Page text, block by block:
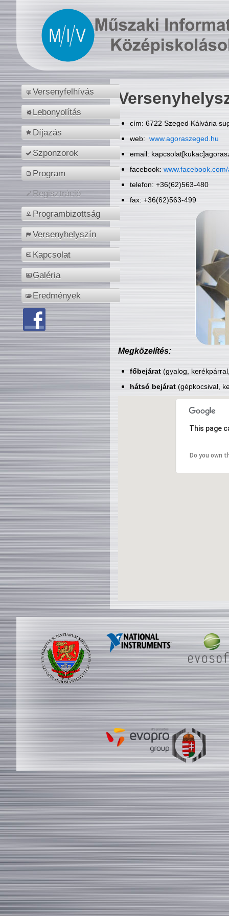
Versenyfelhívás
Lebonyolítás
Díjazás
Szponzorok
Program
Regisztráció
Programbizottság
Versenyhelyszín
Kapcsolat
Galéria
Eredmények
cím: 6722 Szeged Kálvária
web: www.agoraszeged.hu
email:
facebook:
telefon: +36(62)563-480
fax: +36(62)563-499
Megközelítés:
főbejárat(gyalog,
hátsó bejárat(gépkocsival,
This page
Do you own